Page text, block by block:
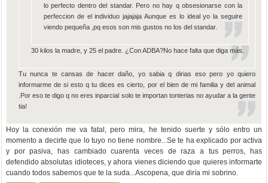
lo perfecto dentro del standar. Pero no hay q obsesionarse con la
perfeccion de el individuo jajajaja Aunque es lo ideal yo la seguire
viendo pequeña ,pq esos son mis gustos no los del standar.
30 kilos la madre, y 25 el padre. ¿Con ADBA?No hace falta que diga más.
Tu nunca te cansas de hacer daño, yo sabia q dirias eso pero yo quiero
informarme de si esto q tu dices es cierto, por el bien de mi familia y del animal
.Por eso te digo q no eres inparcial solo te importan tonterias no ayudar a la gente
tia!
Hoy la conexión me va fatal, pero mira, he tenido suerte y sólo entro un
momento a decirte que lo tuyo no tiene nombre...Se te ha explicado por activa
y por pasiva, has cambiado cuarenta veces de raza a tus perros, has
defendido absolutas idioteces, y ahora vienes diciendo que quieres informarte
cuando todos sabemos que te la suda...Ascopena, que diría mi sobrino.